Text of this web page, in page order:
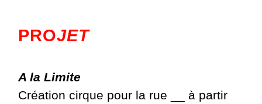
PROJET
A la Limite
Création cirque pour la rue __ à partir